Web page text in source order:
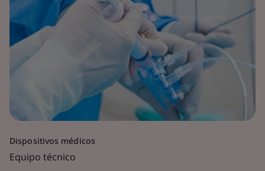
Dispositivos médicos
Equipo técnico